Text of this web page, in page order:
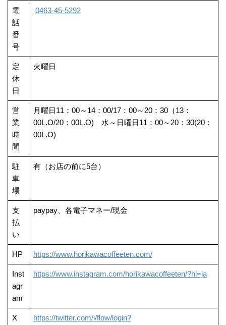
電
話
番
号
0463-45-5292
定
休
日
火曜日
営
業
時
間
月曜日11：00～14：00/17：00～20：30（13：
00L.O/20：00L.O) 水～日曜日11：00～20：30(20：
00L.O)
駐
車
場
有（お店の前に5台）
支
払
い
paypay、各電子マネー/現金
HP https://www.horikawacoffeeten.com/
Inst
agr
am
https://www.instagram.com/horikawacoffeeten/?hl=ja
X
https://twitter.com/i/flow/login?